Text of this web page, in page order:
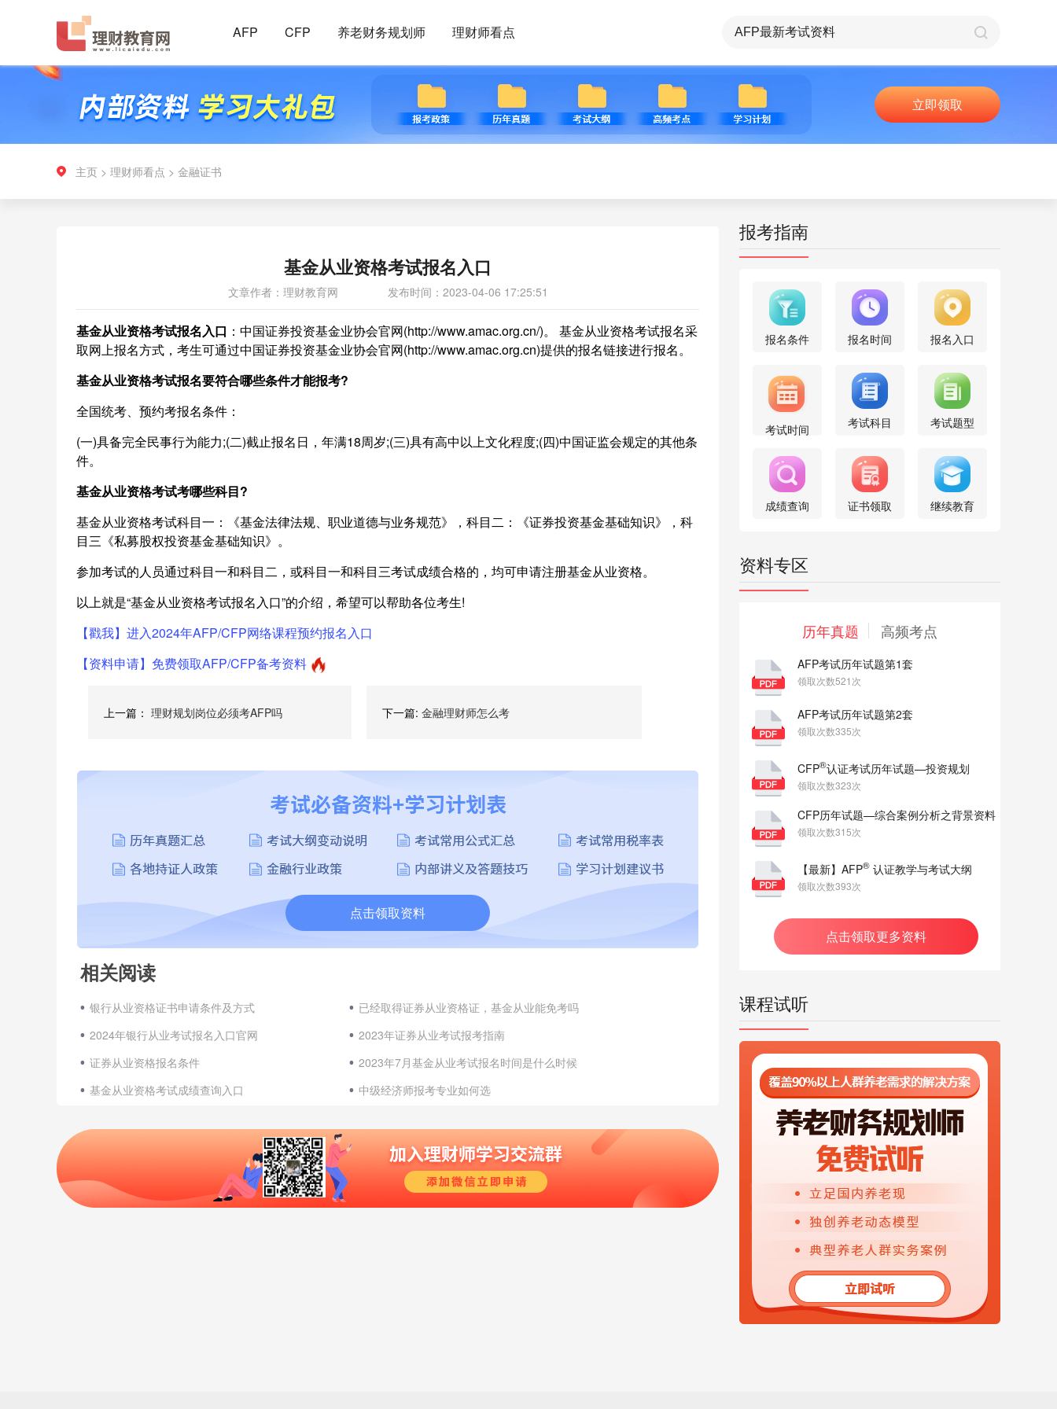
AFP CFP 养老财务规划师 理财师看点
立即领取
主页 > 理财师看点 > 金融证书
基金从业资格考试报名入口
文章作者：理财教育网 发布时间：2023-04-06 17:25:51
基金从业资格考试报名入口 ：中国证券投资基金业协会官网(http://www.amac.org.cn/)。 基金从业资格考试报名采
取网上报名方式，考生可通过中国证券投资基金业协会官网(http://www.amac.org.cn)提供的报名链接进行报名。
基金从业资格考试报名要符合哪些条件才能报考?
全国统考、预约考报名条件：
(一)具备完全民事行为能力;(二)截止报名日，年满18周岁;(三)具有高中以上文化程度;(四)中国证监会规定的其他条
件。
基金从业资格考试考哪些科目?
基金从业资格考试科目一：《基金法律法规、职业道德与业务规范》，科目二：《证券投资基金基础知识》，科
目三《私募股权投资基金基础知识》。
参加考试的人员通过科目一和科目二，或科目一和科目三考试成绩合格的，均可申请注册基金从业资格。
以上就是“基金从业资格考试报名入口”的介绍，希望可以帮助各位考生!
【戳我】进入2024年AFP/CFP网络课程预约报名入口
【资料申请】免费领取AFP/CFP备考资料
上一篇： 理财规划岗位必须考AFP吗 下一篇: 金融理财师怎么考
点击领取资料
相关阅读
银行从业资格证书申请条件及方式
已经取得证券从业资格证，基金从业能免考吗
2024年银行从业考试报名入口官网
2023年证券从业考试报考指南
证券从业资格报名条件
2023年7月基金从业考试报名时间是什么时候
基金从业资格考试成绩查询入口
中级经济师报考专业如何选
报考指南
报名条件 报名时间 报名入口
考试时间 考试科目 考试题型
成绩查询 证书领取 继续教育
资料专区
历年真题 高频考点
AFP考试历年试题第1套
领取次数521次
AFP考试历年试题第2套
领取次数335次
CFP®认证考试历年试题—投资规划
领取次数323次
CFP历年试题—综合案例分析之背景资料
领取次数315次
【最新】AFP® 认证教学与考试大纲
领取次数393次
点击领取更多资料
课程试听